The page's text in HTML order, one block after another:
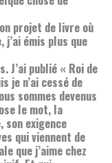
projet de livre où
émis plus que
J’ai publié « Roi de
je n’ai cessé de
sommes devenus
le mot, la
son exigence
qui viennent de
que j’aime chez